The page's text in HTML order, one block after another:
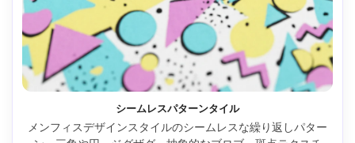
シームレスパターンタイル
メンフィスデザインスタイルのシームレスな繰り返しパター